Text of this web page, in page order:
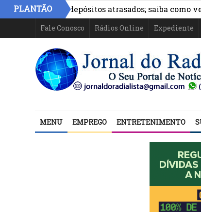
PLANTÃO
com depósitos atrasados; saiba como verificar
Fale Conosco Rádios Online Expediente
MENU EMPREGO ENTRETENIMENTO